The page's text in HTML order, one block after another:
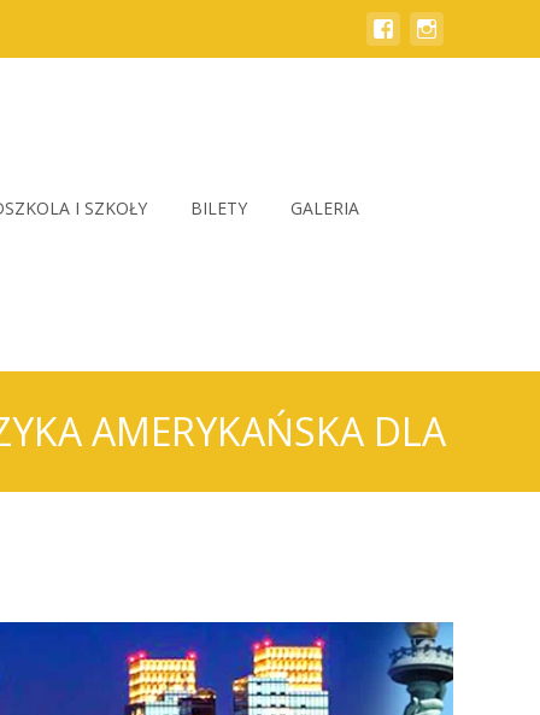
I SZKOŁY BILETY GALERIA
AMERYKAŃSKA DLA